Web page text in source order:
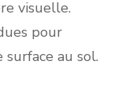
visuelle.
pour
surface au sol.